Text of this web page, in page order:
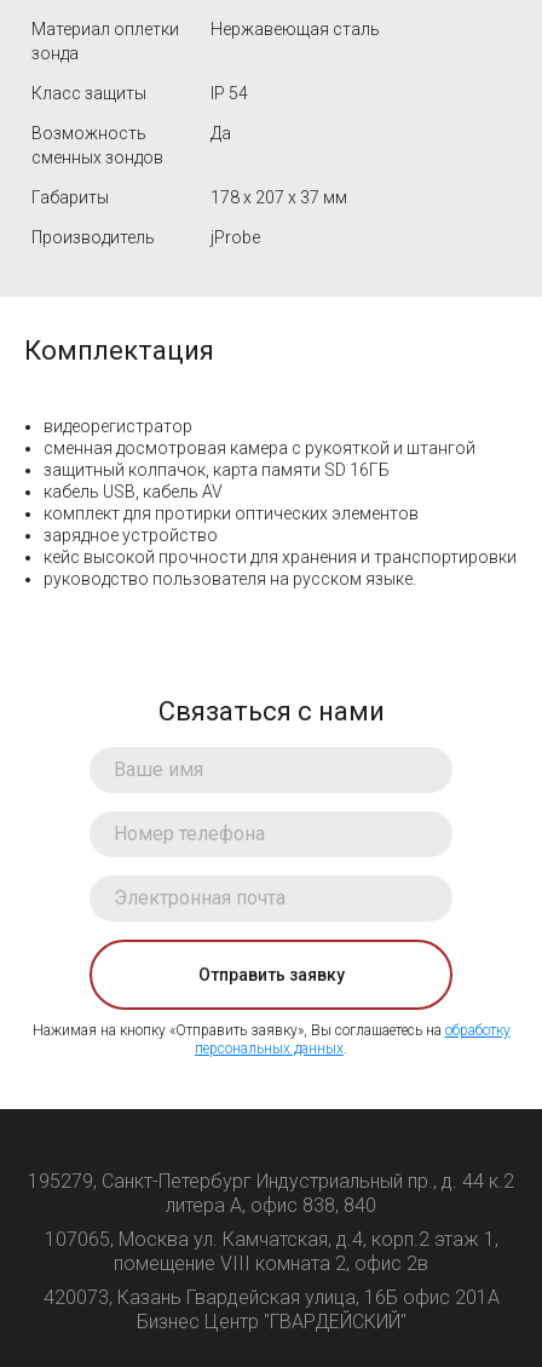
Материал оплетки
зонда
Нержавеющая сталь
Класс защиты IP 54
Возможность
сменных зондов
Да
Габариты 178 x 207 x 37 мм
Производитель jProbe
Комплектация
видеорегистратор
сменная досмотровая камера с рукояткой и штангой
защитный колпачок, карта памяти SD 16ГБ
кабель USB, кабель AV
комплект для протирки оптических элементов
зарядное устройство
кейс высокой прочности для хранения и транспортировки
руководство пользователя на русском языке.
Связаться с нами
Отправить заявку
Нажимая на кнопку «Отправить заявку», Вы соглашаетесь на обработку
персональных данных.
195279, Санкт-Петербург Индустриальный пр., д. 44 к.2
литера А, офис 838, 840
107065, Москва ул. Камчатская, д.4, корп.2 этаж 1,
помещение VIII комната 2, офис 2в
420073, Казань Гвардейская улица, 16Б офис 201А
Бизнес Центр "ГВАРДЕЙСКИЙ"